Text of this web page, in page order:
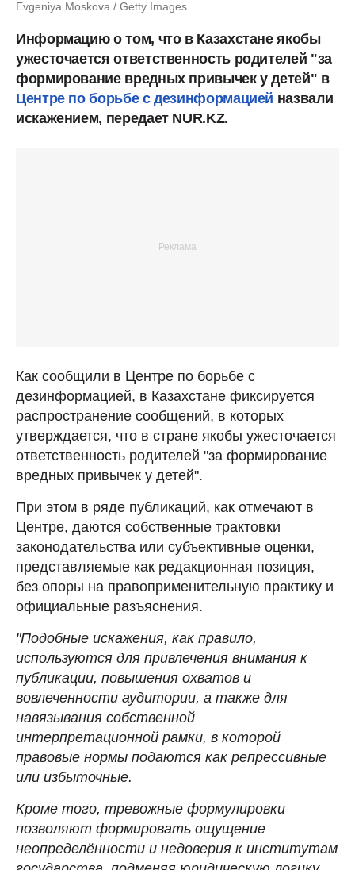
Evgeniya Moskova / Getty Images
Информацию о том, что в Казахстане якобы
ужесточается ответственность родителей "за
формирование вредных привычек у детей" в
Центре по борьбе с дезинформацией назвали
искажением, передает NUR.KZ.
Как сообщили в Центре по борьбе с
дезинформацией, в Казахстане фиксируется
распространение сообщений, в которых
утверждается, что в стране якобы ужесточается
ответственность родителей "за формирование
вредных привычек у детей".
При этом в ряде публикаций, как отмечают в
Центре, даются собственные трактовки
законодательства или субъективные оценки,
представляемые как редакционная позиция,
без опоры на правоприменительную практику и
официальные разъяснения.
"Подобные искажения, как правило,
используются для привлечения внимания к
публикации, повышения охватов и
вовлеченности аудитории, а также для
навязывания собственной
интерпретационной рамки, в которой
правовые нормы подаются как репрессивные
или избыточные.
Кроме того, тревожные формулировки
позволяют формировать ощущение
неопределённости и недоверия к институтам